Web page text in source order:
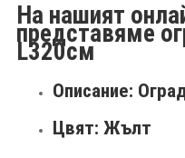
На нашият
представяме
L320см
Описание:
Цвят: Жълт